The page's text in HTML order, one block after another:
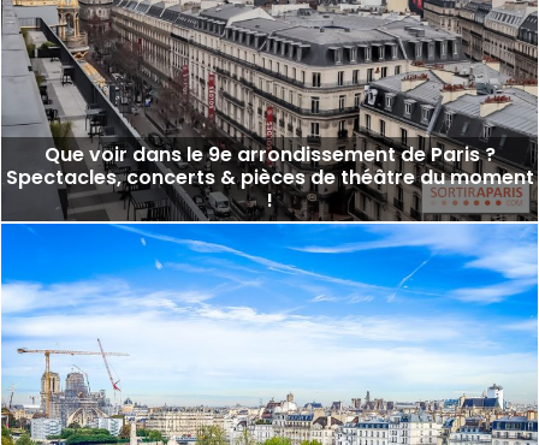
Que voir dans le 9e arrondissement de Paris ?
Spectacles, concerts & pièces de théâtre du moment
!